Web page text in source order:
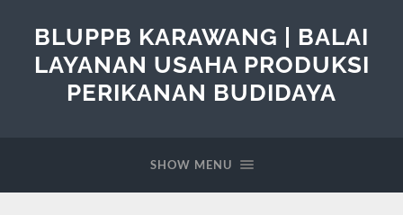
BLUPPB KARAWANG | BALAI
LAYANAN USAHA PRODUKSI
PERIKANAN BUDIDAYA
SHOW MENU